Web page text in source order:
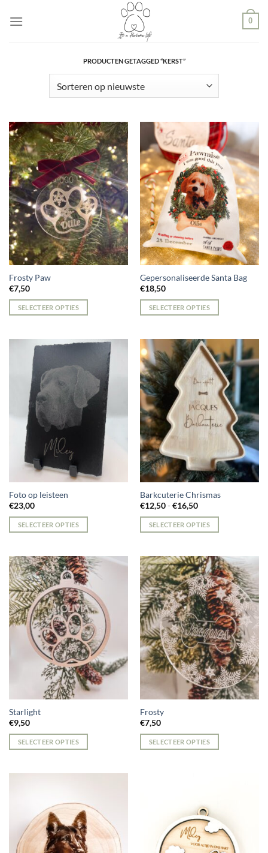
naar
0
PRODUCTEN GETAGGED “KERST”
Frosty Paw
€7,50
SELECTEER OPTIES
Gepersonaliseerde Santa Bag
€18,50
SELECTEER OPTIES
Foto op leisteen
€23,00
SELECTEER OPTIES
Barkcuterie Chrismas
€12,50 - €16,50Prijsklasse:
tot
€16,50
SELECTEER OPTIES
heeft
meerdere
variaties.
Deze
optie
kan
gekozen
worden
op
productpagina
Starlight
€9,50
SELECTEER OPTIES
optie
kan
Frosty
€7,50
SELECTEER OPTIES